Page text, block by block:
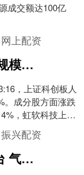
成交额达100亿
网上配资
台面优配 同类规模第一的科创AIETF(588790)回调近2%，成分股凌云光领涨，云从科技、虹软科技涨幅居前
，上证科创板人
。成分股方面涨跌
，虹软科技上涨
1.84....
振兴配资
易配资官网平台 气象局发文促商业气象小卫星发展，航空航天ETF(159227)交投活跃，日均成交额同类第一